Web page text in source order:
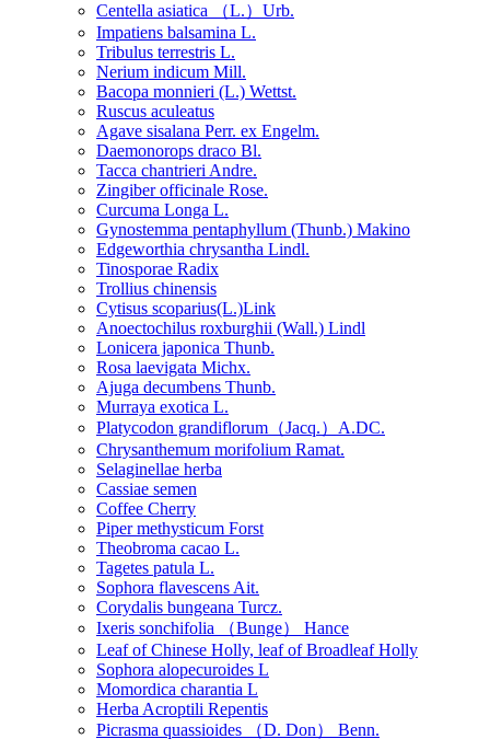
Centella asiatica （L.）Urb.
Impatiens balsamina L.
Tribulus terrestris L.
Nerium indicum Mill.
Bacopa monnieri (L.) Wettst.
Ruscus aculeatus
Agave sisalana Perr. ex Engelm.
Daemonorops draco Bl.
Tacca chantrieri Andre.
Zingiber officinale Rose.
Curcuma Longa L.
Gynostemma pentaphyllum (Thunb.) Makino
Edgeworthia chrysantha Lindl.
Tinosporae Radix
Trollius chinensis
Cytisus scoparius(L.)Link
Anoectochilus roxburghii (Wall.) Lindl
Lonicera japonica Thunb.
Rosa laevigata Michx.
Ajuga decumbens Thunb.
Murraya exotica L.
Platycodon grandiflorum（Jacq.）A.DC.
Chrysanthemum morifolium Ramat.
Selaginellae herba
Cassiae semen
Coffee Cherry
Piper methysticum Forst
Theobroma cacao L.
Tagetes patula L.
Sophora flavescens Ait.
Corydalis bungeana Turcz.
Ixeris sonchifolia （Bunge） Hance
Leaf of Chinese Holly, leaf of Broadleaf Holly
Sophora alopecuroides L
Momordica charantia L
Herba Acroptili Repentis
Picrasma quassioides （D. Don） Benn.